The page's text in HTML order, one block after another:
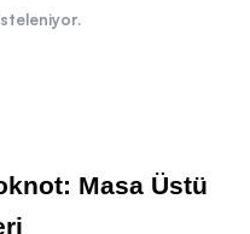
fiyatlarla
ekibimiz
Masa Üstü